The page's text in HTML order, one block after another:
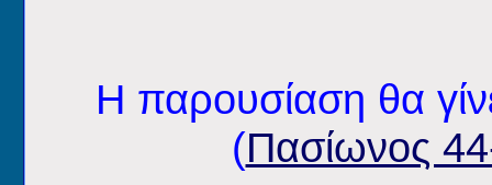
Η παρουσίαση θα
(Πασίωνος